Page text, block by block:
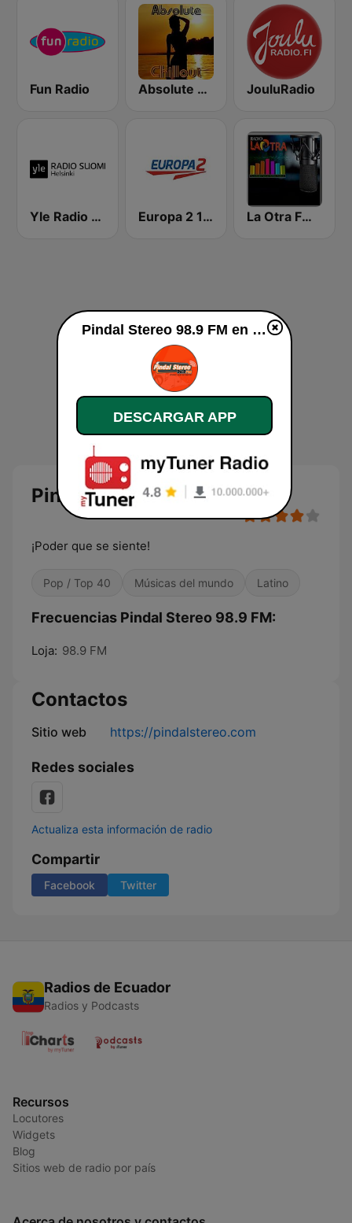
Fun Radio Absolute Chillout JouluRadio
Yle Radio Suomi Helsinki Europa 2 104.8 FM La Otra FM España
Pindal Stereo 98.9 FM
¡Poder que se siente!
Pop / Top 40 Músicas del mundo Latino
Frecuencias Pindal Stereo 98.9 FM:
Loja: 98.9 FM
Contactos
Sitio web https://pindalstereo.com
Redes sociales
Actualiza esta información de radio
Compartir
Facebook Twitter
Radios de Ecuador
Radios y Podcasts
Recursos
Locutores
Widgets
Blog
Sitios web de radio por país
Pindal Stereo 98.9 FM en vivo
DESCARGAR APP